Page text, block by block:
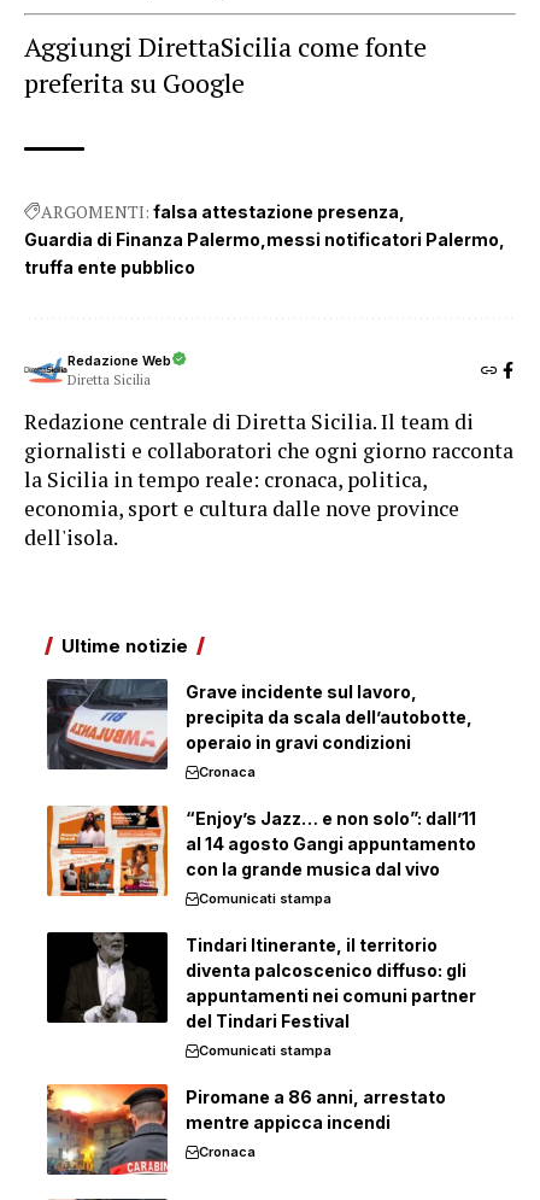
Aggiungi DirettaSicilia come fonte
preferita su Google
ARGOMENTI: falsa attestazione presenza
Guardia di Finanza Palermo messi notificatori Palermo
truffa ente pubblico
Redazione Web
Diretta Sicilia
Redazione centrale di Diretta Sicilia. Il team di
giornalisti e collaboratori che ogni giorno racconta
la Sicilia in tempo reale: cronaca, politica,
economia, sport e cultura dalle nove province
dell'isola.
Ultime notizie
Grave incidente sul lavoro,
precipita da scala dell’autobotte,
operaio in gravi condizioni
Cronaca
“Enjoy’s Jazz… e non solo”: dall’11
al 14 agosto Gangi appuntamento
con la grande musica dal vivo
Comunicati stampa
Tindari Itinerante, il territorio
diventa palcoscenico diffuso: gli
appuntamenti nei comuni partner
del Tindari Festival
Comunicati stampa
Piromane a 86 anni, arrestato
mentre appicca incendi
Cronaca